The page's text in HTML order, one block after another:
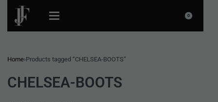
0
Home›Products tagged “CHELSEA-BOOTS”
CHELSEA-BOOTS